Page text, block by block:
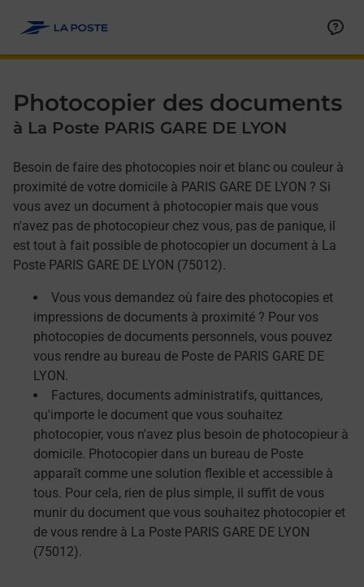
Photocopier des documents
à La Poste PARIS GARE DE LYON
Besoin de faire des photocopies noir et blanc ou couleur à
proximité de votre domicile à PARIS GARE DE LYON ? Si
vous avez un document à photocopier mais que vous
n'avez pas de photocopieur chez vous, pas de panique, il
est tout à fait possible de photocopier un document à La
Poste PARIS GARE DE LYON (75012).
Vous vous demandez où faire des photocopies et
impressions de documents à proximité ? Pour vos
photocopies de documents personnels, vous pouvez
vous rendre au bureau de Poste de PARIS GARE DE
LYON.
Factures, documents administratifs, quittances,
qu'importe le document que vous souhaitez
photocopier, vous n'avez plus besoin de photocopieur à
domicile. Photocopier dans un bureau de Poste
apparaît comme une solution flexible et accessible à
tous. Pour cela, rien de plus simple, il suffit de vous
munir du document que vous souhaitez photocopier et
de vous rendre à La Poste PARIS GARE DE LYON
(75012).